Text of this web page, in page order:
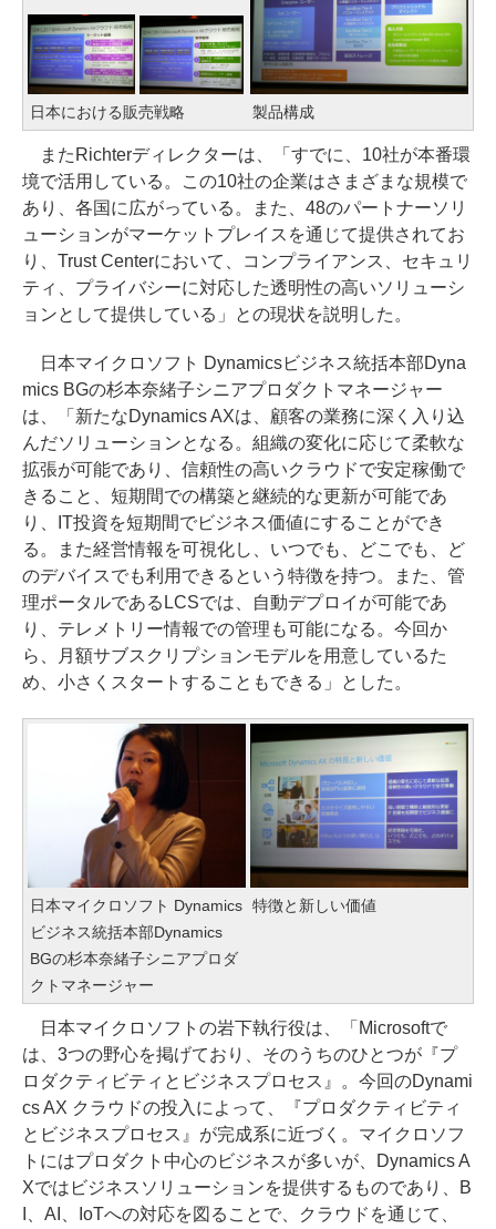
日本における販売戦略 製品構成
またRichterディレクターは、「すでに、10社が本番環
境で活用している。この10社の企業はさまざまな規模で
あり、各国に広がっている。また、48のパートナーソリ
ューションがマーケットプレイスを通じて提供されてお
り、Trust Centerにおいて、コンプライアンス、セキュリ
ティ、プライバシーに対応した透明性の高いソリューシ
ョンとして提供している」との現状を説明した。
日本マイクロソフト Dynamicsビジネス統括本部Dyna
mics BGの杉本奈緒子シニアプロダクトマネージャー
は、「新たなDynamics AXは、顧客の業務に深く入り込
んだソリューションとなる。組織の変化に応じて柔軟な
拡張が可能であり、信頼性の高いクラウドで安定稼働で
きること、短期間での構築と継続的な更新が可能であ
り、IT投資を短期間でビジネス価値にすることができ
る。また経営情報を可視化し、いつでも、どこでも、ど
のデバイスでも利用できるという特徴を持つ。また、管
理ポータルであるLCSでは、自動デプロイが可能であ
り、テレメトリー情報での管理も可能になる。今回か
ら、月額サブスクリプションモデルを用意しているた
め、小さくスタートすることもできる」とした。
日本マイクロソフト Dynamics
ビジネス統括本部Dynamics
BGの杉本奈緒子シニアプロダ
クトマネージャー
特徴と新しい価値
日本マイクロソフトの岩下執行役は、「Microsoftで
は、3つの野心を掲げており、そのうちのひとつが『プ
ロダクティビティとビジネスプロセス』。今回のDynami
cs AX クラウドの投入によって、『プロダクティビティ
とビジネスプロセス』が完成系に近づく。マイクロソフ
トにはプロダクト中心のビジネスが多いが、Dynamics A
Xではビジネスソリューションを提供するものであり、B
I、AI、IoTへの対応を図ることで、クラウドを通じて、